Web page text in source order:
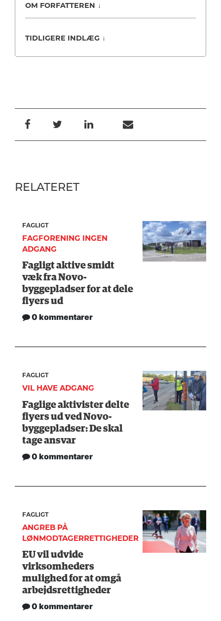
OM FORFATTEREN ↓
TIDLIGERE INDLÆG ↓
RELATERET
FAGLIGT
FAGFORENING INGEN
ADGANG
Fagligt aktive smidt
væk fra Novo-
byggepladser for at dele
flyers ud
0 kommentarer
FAGLIGT
VIL HAVE ADGANG
Faglige aktivister delte
flyers ud ved Novo-
byggepladser: De skal
tage ansvar
0 kommentarer
FAGLIGT
ANGREB PÅ
LØNMODTAGERRETTIGHEDER
EU vil udvide
virksomheders
mulighed for at omgå
arbejdsrettigheder
0 kommentarer